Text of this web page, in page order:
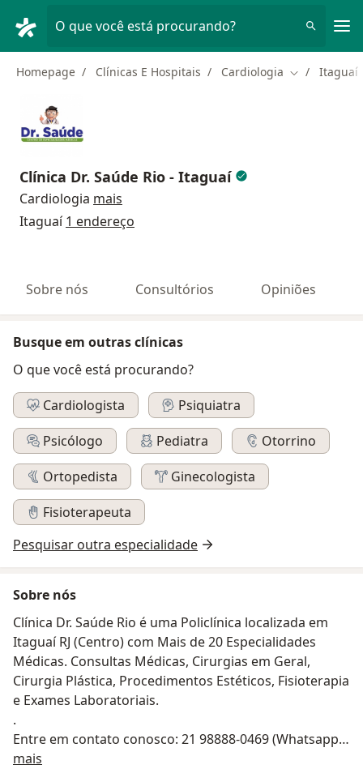
O que você está procurando?
Homepage Clínicas E Hospitais Cardiologia Mudar de
Itaguaí
Clínica Dr. Saúde Rio - Itaguaí
Cardiologia mais
Itaguaí1 endereço
Sobre nós Consultórios Opiniões
Busque em outras clínicas
O que você está procurando?
Cardiologista
Psiquiatra
Psicólogo
Pediatra
Otorrino
Ortopedista
Ginecologista
Fisioterapeuta
Pesquisar outra especialidade
Sobre nós
Clínica Dr. Saúde Rio é uma Policlínica localizada em
Itaguaí RJ (Centro) com Mais de 20 Especialidades
Médicas. Consultas Médicas, Cirurgias em Geral,
Cirurgia Plástica, Procedimentos Estéticos, Fisioterapia
e Exames Laboratoriais.
.
Entre em contato conosco: 21 98888-0469 (Whatsapp),
21- 99986-1132 ou 21 2688-4372.
mais